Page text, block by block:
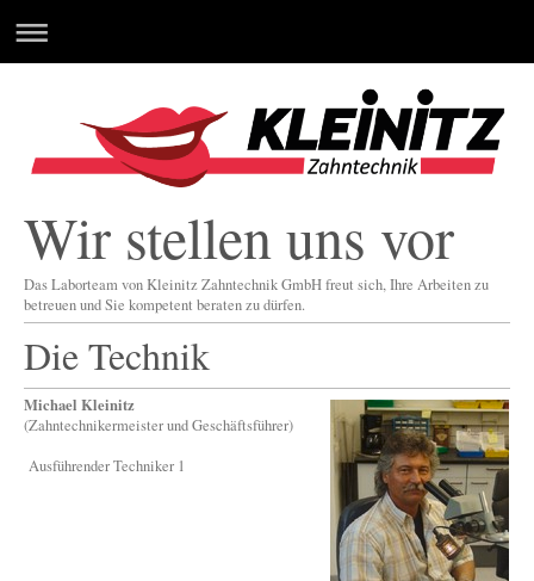
Wir stellen uns vor
Das Laborteam von Kleinitz Zahntechnik GmbH freut sich, Ihre Arbeiten zu
betreuen und Sie kompetent beraten zu dürfen.
Die Technik
Michael Kleinitz
(Zahntechnikermeister und Geschäftsführer)
Ausführender Techniker 1